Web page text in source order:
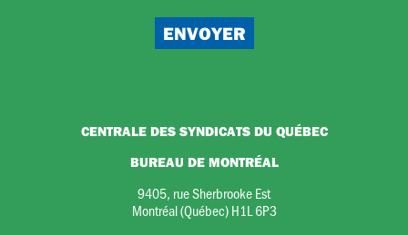
CENTRALE DES SYNDICATS DU QUÉBEC
BUREAU DE MONTRÉAL
9405, rue Sherbrooke Est
Montréal (Québec) H1L 6P3